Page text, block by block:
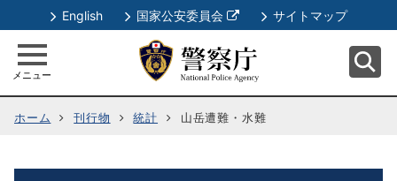
English 国家公安委員会
別
ウ
ィ
ン
ド
ウ
サイトマップ
メニュー
ホーム 刊行物 統計 山岳遭難・水難